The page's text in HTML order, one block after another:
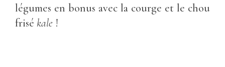
légumes en bonus avec la courge et le chou
frisé kale !